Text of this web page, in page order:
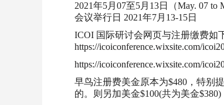
2021年5月07至5月13日（May. 07 to
会议举行日 2021年7月13-15日
ICOI 国际研讨会网页与注册缴费如
https://icoiconference.wixsite.com/
https://icoiconference.wixsite.com/
早鸟注册费美金原本为$480，特别
的。则另加美金$100(共为美金$380)